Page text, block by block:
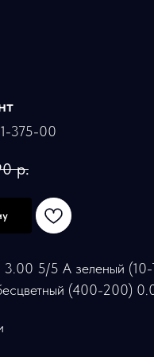
375-00
р.
5/5 А зеленый
(400-200)